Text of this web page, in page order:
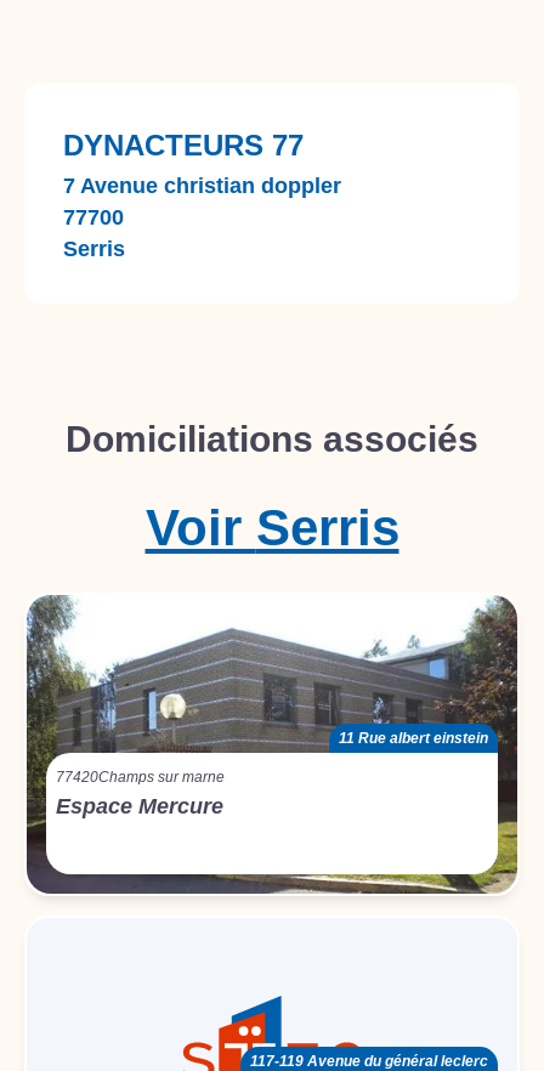
DYNACTEURS 77
7 Avenue christian doppler
77700
Serris
Domiciliations associés
Serris
Voir
11 Rue albert einstein
77420Champs sur marne
Espace Mercure
117-119 Avenue du général leclerc